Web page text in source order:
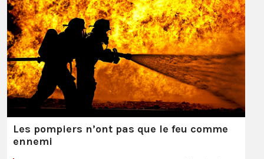
Les pompiers n’ont pas que le feu comme
ennemi